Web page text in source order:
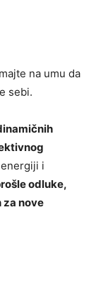
na umu da
sebi.
i
odluke,
za nove